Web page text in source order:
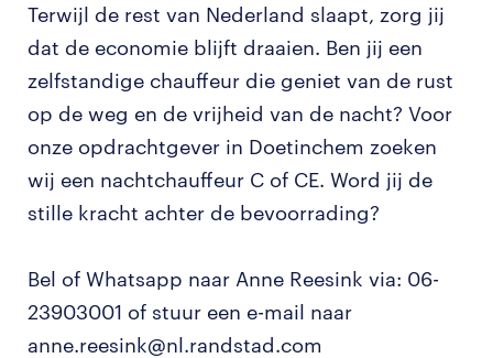
Terwijl de rest van Nederland slaapt, zorg jij
dat de economie blijft draaien. Ben jij een
zelfstandige chauffeur die geniet van de rust
op de weg en de vrijheid van de nacht? Voor
onze opdrachtgever in Doetinchem zoeken
wij een nachtchauffeur C of CE. Word jij de
stille kracht achter de bevoorrading?
Bel of Whatsapp naar Anne Reesink via: 06-
23903001 of stuur een e-mail naar
anne.reesink@nl.randstad.com